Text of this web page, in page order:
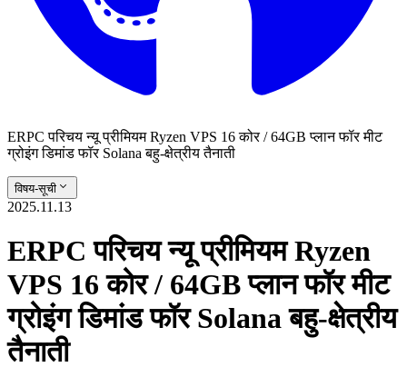
ERPC परिचय न्यू प्रीमियम Ryzen VPS 16 कोर / 64GB प्लान फॉर मीट
ग्रोइंग डिमांड फॉर Solana बहु-क्षेत्रीय तैनाती
विषय-सूची
2025.11.13
ERPC परिचय न्यू प्रीमियम Ryzen
VPS 16 कोर / 64GB प्लान फॉर मीट
ग्रोइंग डिमांड फॉर Solana बहु-क्षेत्रीय
तैनाती